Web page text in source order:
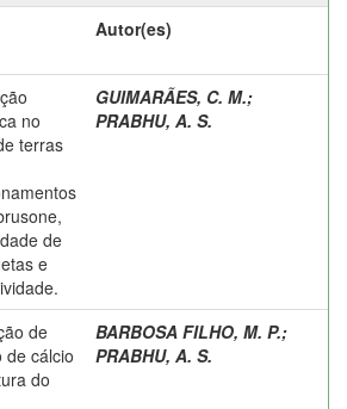
Autor(es)
no
terras
de
e
GUIMARÃES, C. M.;
PRABHU, A. S.
de
de cálcio
do
BARBOSA FILHO, M. P.;
PRABHU, A. S.